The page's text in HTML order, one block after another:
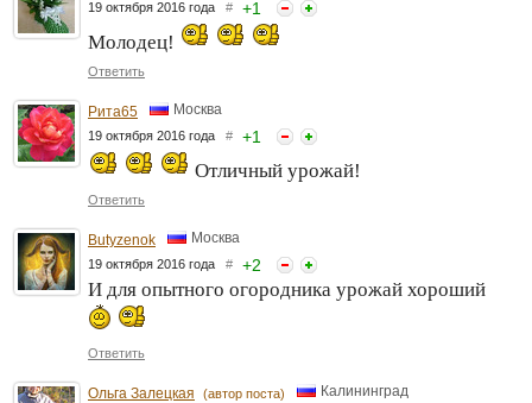
19 октября 2016 года # +1
Молодец!
Ответить
Рита65 Москва
19 октября 2016 года # +1
Отличный урожай!
Ответить
Butyzenok Москва
19 октября 2016 года # +2
И для опытного огородника урожай хороший
Ответить
Ольга Залецкая (автор поста) Калининград